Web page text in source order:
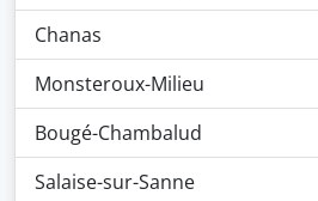
Chanas
Monsteroux-Milieu
Bougé-Chambalud
Salaise-sur-Sanne